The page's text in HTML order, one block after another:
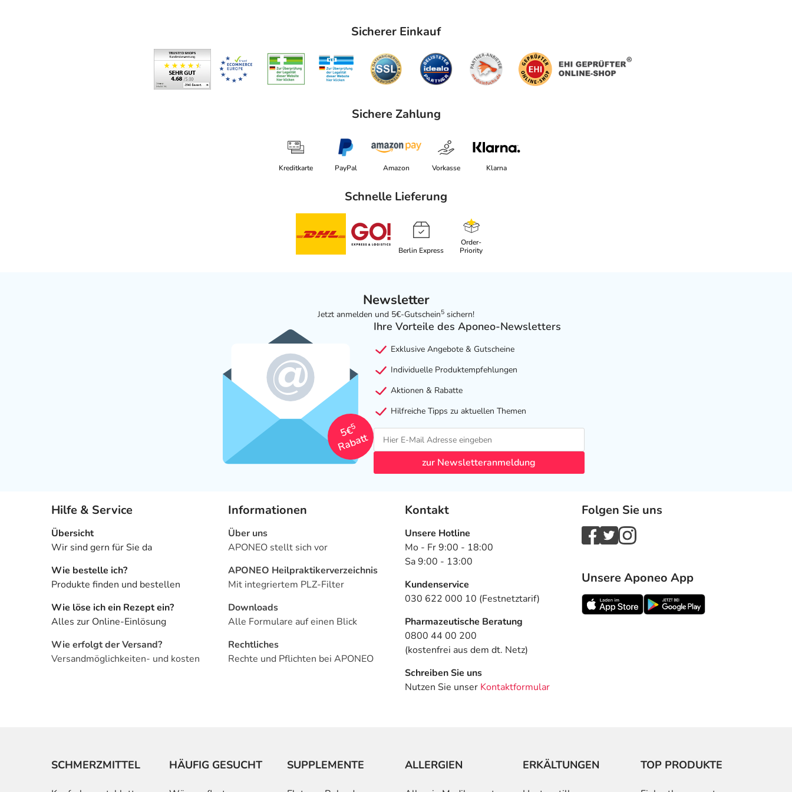
Sicherer Einkauf
Sichere Zahlung
Kreditkarte PayPal Amazon Vorkasse Klarna
Schnelle Lieferung
Berlin Express
Order-
Priority
Newsletter
Jetzt anmelden und 5€-Gutschein5 sichern!
5€
5
Rabatt
Ihre Vorteile des Aponeo-Newsletters
Exklusive Angebote & Gutscheine
Individuelle Produktempfehlungen
Aktionen & Rabatte
Hilfreiche Tipps zu aktuellen Themen
zur Newsletteranmeldung
Hilfe & Service
Übersicht
Wir sind gern für Sie da
Wie bestelle ich?
Produkte finden und bestellen
Wie löse ich ein Rezept ein?
Alles zur Online-Einlösung
Wie erfolgt der Versand?
Versandmöglichkeiten- und kosten
Informationen
Über uns
APONEO stellt sich vor
APONEO Heilpraktikerverzeichnis
Mit integriertem PLZ-Filter
Downloads
Alle Formulare auf einen Blick
Rechtliches
Rechte und Pflichten bei APONEO
Kontakt
Unsere Hotline
Mo - Fr 9:00 - 18:00
Sa 9:00 - 13:00
Kundenservice
030 622 000 10 (Festnetztarif)
Pharmazeutische Beratung
0800 44 00 200
(kostenfrei aus dem dt. Netz)
Schreiben Sie uns
Nutzen Sie unser Kontaktformular
Folgen Sie uns
Unsere Aponeo App
SCHMERZMITTEL HÄUFIG GESUCHT SUPPLEMENTE ALLERGIEN ERKÄLTUNGEN TOP PRODUKTE